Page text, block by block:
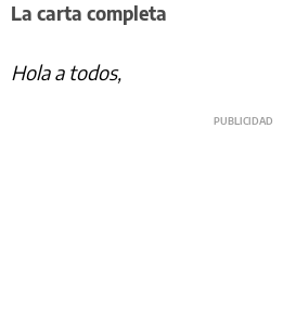
La carta completa
Hola a todos,